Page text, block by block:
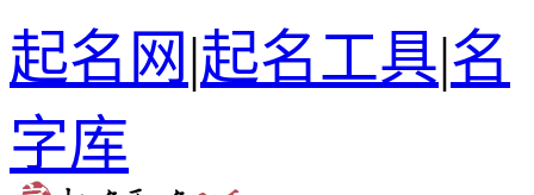
起名网|起名工具|名
字库